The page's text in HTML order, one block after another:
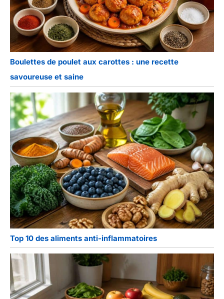
Boulettes de poulet aux carottes : une recette
savoureuse et saine
Top 10 des aliments anti-inflammatoires